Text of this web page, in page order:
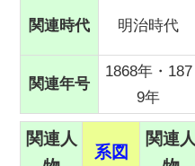
関連時代 明治時代
関連年号
1868年・187
9年
関連人
系図
関連人